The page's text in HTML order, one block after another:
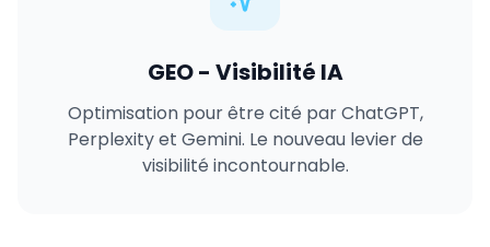
GEO - Visibilité IA
Optimisation pour être cité par ChatGPT,
Perplexity et Gemini. Le nouveau levier de
visibilité incontournable.